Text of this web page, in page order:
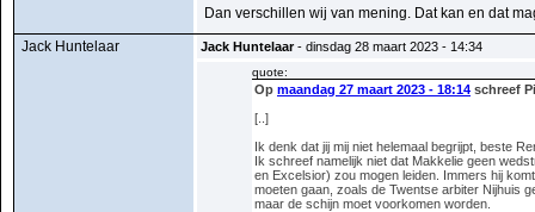
Dan verschillen wij van mening. Dat kan en dat
Jack Huntelaar
Jack Huntelaar- dinsdag 28 maart 2023 - 14:34
quote:
Op maandag 27 maart 2023 - 18:14 schreef
[..]
Ik denk dat jij mij niet helemaal begrijpt, beste
Ik schreef namelijk niet dat Makkelie geen
en Excelsior) zou mogen leiden. Immers hij
moeten gaan, zoals de Twentse arbiter Nijhuis
maar de schijn moet voorkomen worden.